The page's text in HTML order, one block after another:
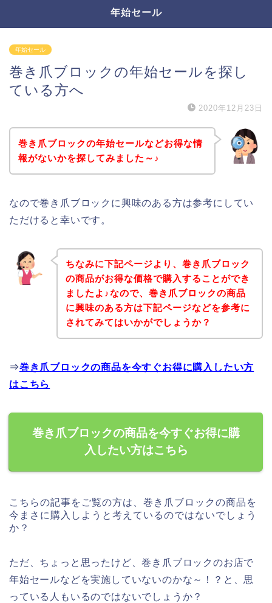
年始セール
年始セール
巻き爪ブロックの年始セールを探し
ている方へ
2020年12月23日
巻き爪ブロックの年始セールなどお得な情
報がないかを探してみました～♪
なので巻き爪ブロックに興味のある方は参考にしてい
ただけると幸いです。
ちなみに下記ページより、巻き爪ブロック
の商品がお得な価格で購入することができ
ましたよ♪なので、巻き爪ブロックの商品
に興味のある方は下記ページなどを参考に
されてみてはいかがでしょうか？
⇒巻き爪ブロックの商品を今すぐお得に購入したい方
はこちら
巻き爪ブロックの商品を今すぐお得に購
入したい方はこちら
こちらの記事をご覧の方は、巻き爪ブロックの商品を
今まさに購入しようと考えているのではないでしょう
か？
ただ、ちょっと思ったけど、巻き爪ブロックのお店で
年始セールなどを実施していないのかな～！？と、思
っている人もいるのではないでしょうか？